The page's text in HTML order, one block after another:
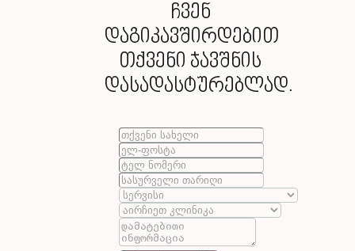
ჩვენ
დაგიკავშირდებით
თქვენი ჯავშნის
დასადასტურებლად.